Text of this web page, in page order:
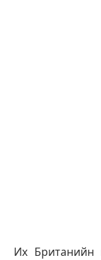
Их Британийн